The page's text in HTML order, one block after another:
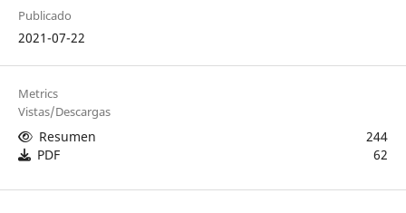
Publicado
2021-07-22
Metrics
Vistas/Descargas
Resumen
244
PDF
62